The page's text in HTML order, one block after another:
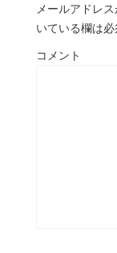
メールアドレ
いている欄は
コメント